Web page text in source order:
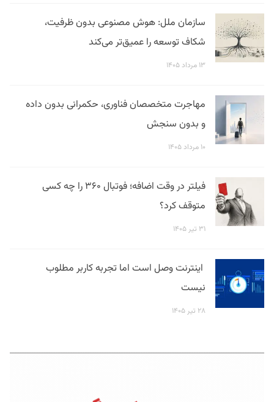
سازمان ملل: هوش مصنوعی بدون ظرفیت،
شکاف توسعه را عمیق‌تر می‌کند
۱۳ مرداد ۱۴۰۵
مهاجرت متخصصان فناوری، حکمرانی بدون داده
و بدون سنجش
۱۰ مرداد ۱۴۰۵
فیلتر در وقت اضافه؛ فوتبال ۳۶۰ را چه کسی
متوقف کرد؟
۳۱ تیر ۱۴۰۵
اینترنت وصل است اما تجربه کاربر مطلوب
نیست
۲۸ تیر ۱۴۰۵